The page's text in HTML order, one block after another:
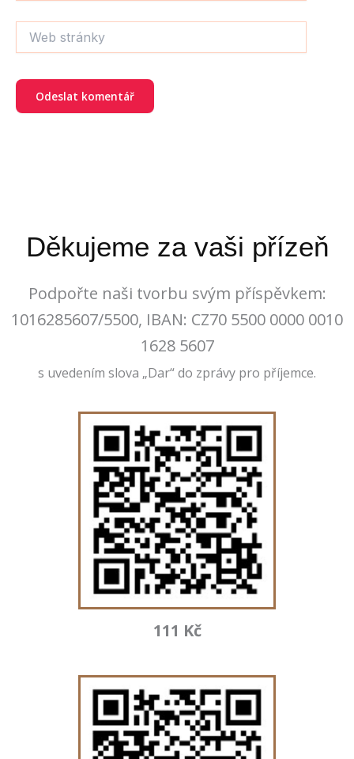
stránky
Děkujeme za vaši přízeň
Podpořte naši tvorbu svým příspěvkem:
1016285607/5500, IBAN: CZ70 5500 0000 0010
1628 5607
s uvedením slova „Dar“ do zprávy pro příjemce.
111 Kč